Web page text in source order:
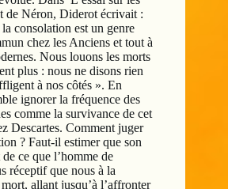
de Néron, Diderot écrivait :
consolation est un genre
chez les Anciens et tout à
Nous louons les morts
plus : nous ne disons rien
à nos côtés ». En
ignorer la fréquence des
comme la survivance de cet
Descartes. Comment juger
? Faut-il estimer que son
ce que l’homme de
réceptif que nous à la
allant jusqu’à l’affronter